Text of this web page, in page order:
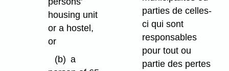
housing unit
or a hostel,
or
(b) a
parties de celles-
ci qui sont
responsables
pour tout ou
partie des pertes